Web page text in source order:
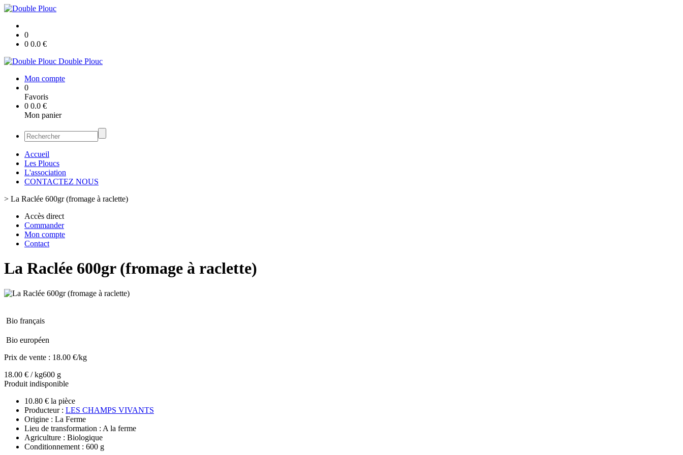
0
0 0.0 €
Double Plouc
Mon compte
0
Favoris
0 0.0 €
Mon panier
Accueil
Les Ploucs
L'association
CONTACTEZ NOUS
> La Raclée 600gr (fromage à raclette)
Accès direct
Commander
Mon compte
Contact
La Raclée 600gr (fromage à raclette)
Bio français
Bio européen
Prix de vente : 18.00 €/kg
18.00 € / kg600 g
Produit indisponible
10.80 € la pièce
Producteur : LES CHAMPS VIVANTS
Origine : La Ferme
Lieu de transformation : A la ferme
Agriculture : Biologique
Conditionnement : 600 g